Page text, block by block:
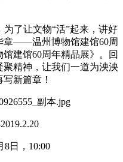
了让文物“活”起来，讲好
章——温州博物馆建馆60周
建馆60周年精品展》。回
精神，让我们一道为泱泱
新篇章！
8日，10:00